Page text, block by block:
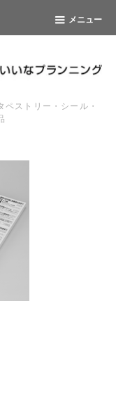
メニュー
ストリー・シール・